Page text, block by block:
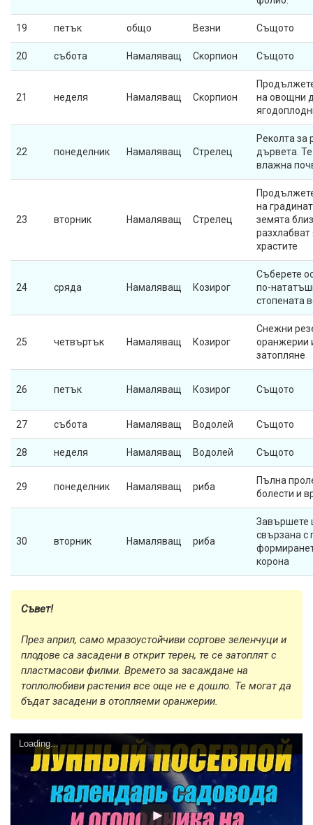
19 петък общо Везни Същото
20 събота Намаляващ Скорпион Същото
21 неделя Намаляващ Скорпион
на овощни
22 понеделник Намаляващ Стрелец
Реколта за
дървета.
влажна
23 вторник Намаляващ Стрелец
на
земята
разхлабват
храстите
24 сряда Намаляващ Козирог
Съберете
по-
стопената
25 четвъртък Намаляващ Козирог
Снежни
оранжерии
затопляне
26 петък Намаляващ Козирог Същото
27 събота Намаляващ Водолей Същото
28 неделя Намаляващ Водолей Същото
29 понеделник Намаляващ риба
Пълна
болести и
30 вторник Намаляващ риба
Завършете
свързана с
корона
Съвет!
През април, само мразоустойчиви сортове зеленчуци и
плодове са засадени в открит терен, те се затоплят с
пластмасови филми. Времето за засаждане на
топлолюбиви растения все още не е дошло. Те могат да
бъдат засадени в отопляеми оранжерии.
Loading...